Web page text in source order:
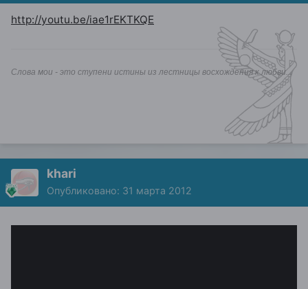
http://youtu.be/iae1rEKTKQE
Слова мои - это ступени истины из лестницы восхождения к любви...
khari
Опубликовано: 31 марта 2012